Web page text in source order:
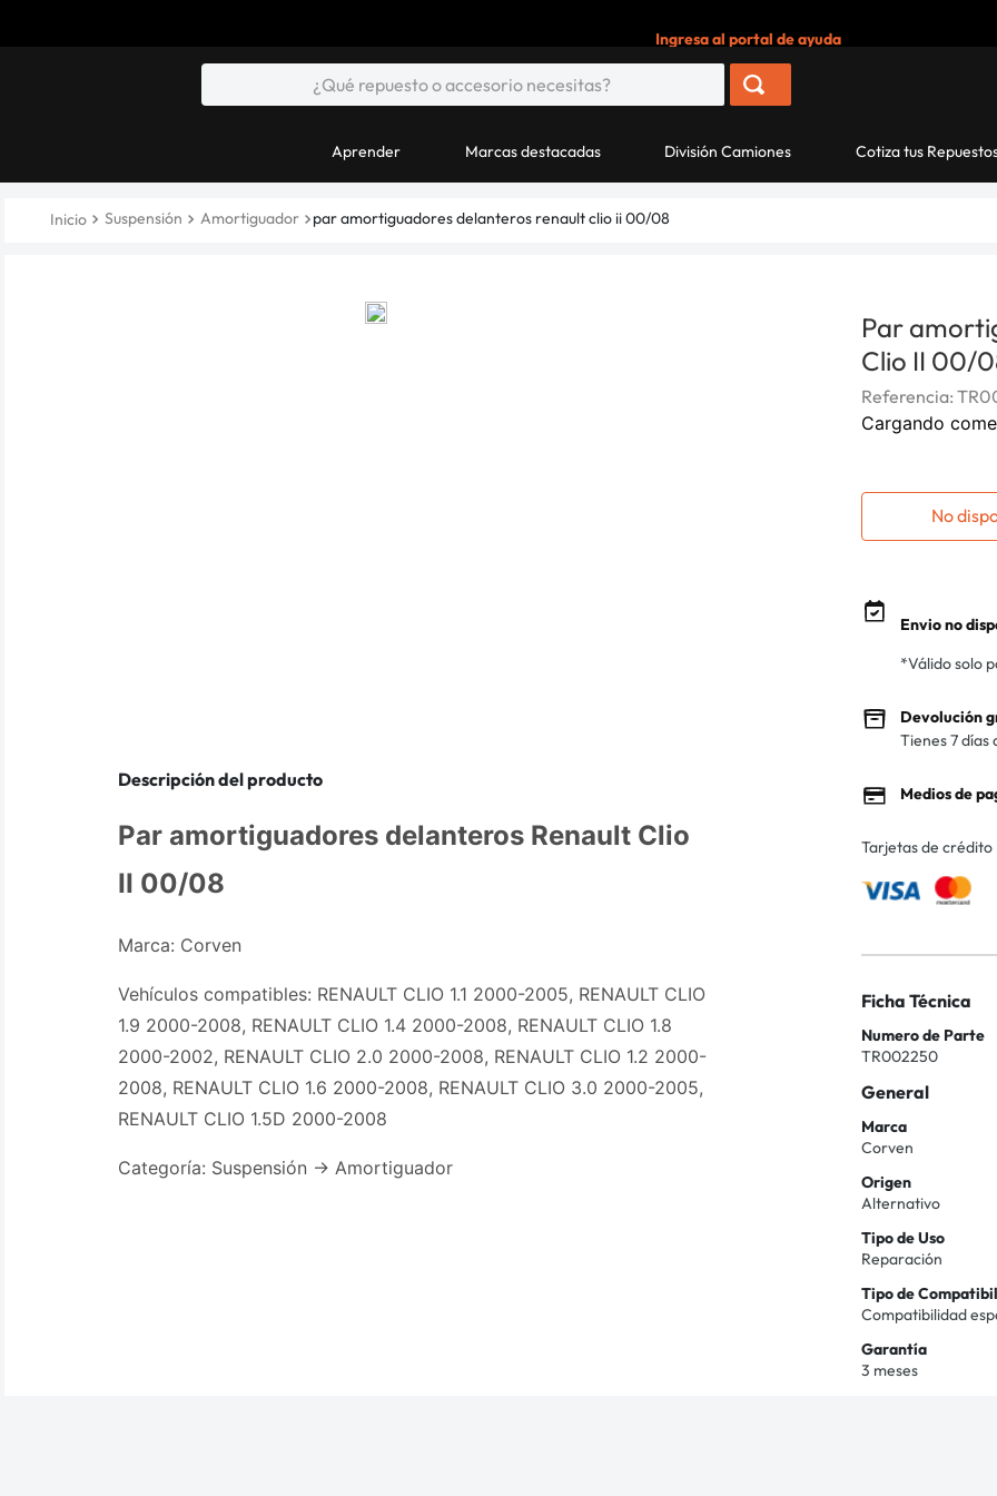
Ingresa al portal de ayuda
Aprender Marcas destacadas División Camiones Cotiza tus
Suspensión Amortiguador par amortiguadores delanteros renault clio ii 00/08
Descripción del producto
Par amortiguadores delanteros Renault Clio
II 00/08
Marca: Corven
Vehículos compatibles: RENAULT CLIO 1.1 2000-2005, RENAULT CLIO
1.9 2000-2008, RENAULT CLIO 1.4 2000-2008, RENAULT CLIO 1.8
2000-2002, RENAULT CLIO 2.0 2000-2008, RENAULT CLIO 1.2 2000-
2008, RENAULT CLIO 1.6 2000-2008, RENAULT CLIO 3.0 2000-2005,
RENAULT CLIO 1.5D 2000-2008
Categoría: Suspensión -> Amortiguador
Par
Clio II 00/
Referencia:
Cargando
No
Envio no
*Válido solo
Devolución
Tienes 7 días
Medios de
Tarjetas de crédito
Ficha Técnica
Numero de Parte
TR002250
General
Marca
Corven
Origen
Alternativo
Tipo de Uso
Reparación
Tipo de
Compatibilidad
Garantía
3 meses